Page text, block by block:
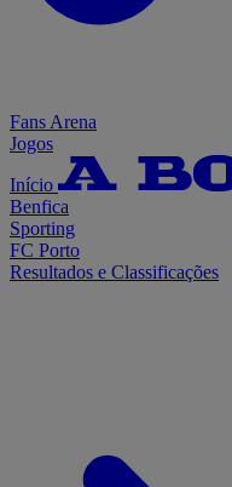
Fans Arena
Jogos
Início
Benfica
Sporting
FC Porto
Resultados e Classificações